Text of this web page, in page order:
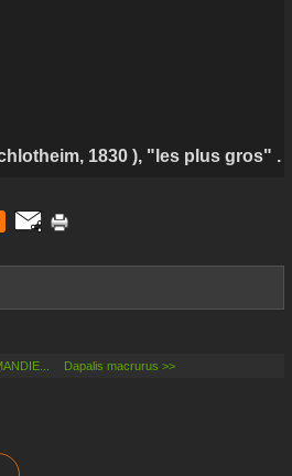
1830 ), "les plus gros" .
Dapalis macrurus >>